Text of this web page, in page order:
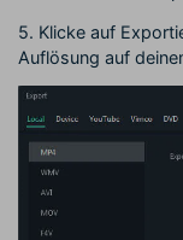
5. Klicke auf
Auflösung auf